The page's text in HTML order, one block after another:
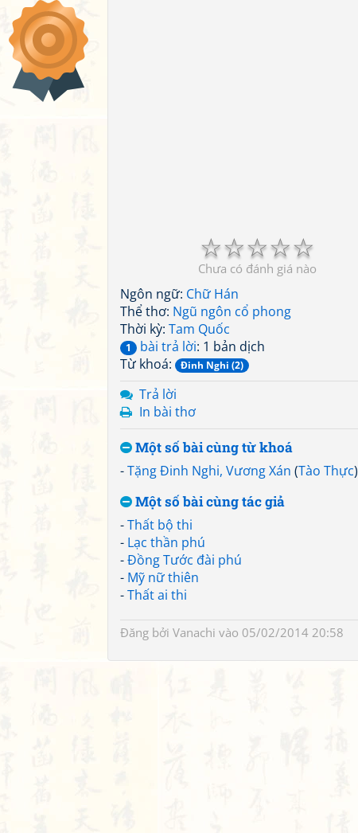
☆
☆
☆
☆
☆
Chưa có đánh giá nào
Ngôn ngữ: Chữ Hán
Thể thơ: Ngũ ngôn cổ phong
Thời kỳ: Tam Quốc
1 bài trả lời: 1 bản dịch
Từ khoá:
Đinh Nghi (2)
Trả lời
In bài thơ
Một số bài cùng từ khoá
-Tặng Đinh Nghi, Vương Xán (Tào Thực)
Một số bài cùng tác giả
-Thất bộ thi
- Lạc thần phú
-Đồng Tước đài phú
- Mỹ nữ thiên
-Thất ai thi
Đăng bởi Vanachi vào 05/02/2014 20:58